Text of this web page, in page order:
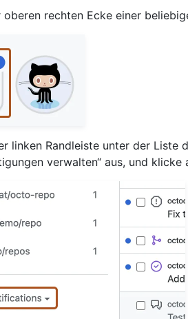
oberen rechten Ecke einer
linken Randleiste unter der Liste
verwalten“ aus, und klicke